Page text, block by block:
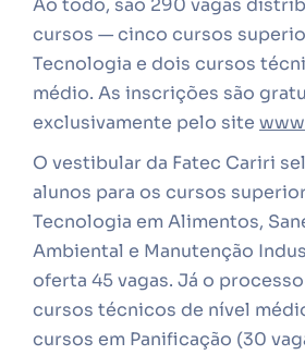
Ao todo, são 290 vagas
cursos — cinco cursos
Tecnologia e dois cursos
médio. As inscrições são
exclusivamente pelo site
O vestibular da Fatec Cariri
alunos para os cursos
Tecnologia em Alimentos,
Ambiental e Manutenção
oferta 45 vagas. Já o
cursos técnicos de nível
cursos em Panificação (30